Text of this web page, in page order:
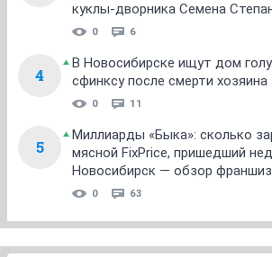
куклы-дворника Семена
0 6
4
В Новосибирске ищут дом
сфинксу после смерти
0 11
5
Миллиарды «Быка»: сколько
мясной FixPrice, пришедший
Новосибирск — обзор
0 63